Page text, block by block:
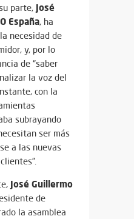
parte, José
España, ha
necesidad de
y, por lo
de “saber
la voz del
con la
subrayando
ser más
a las nuevas
José Guillermo
de
la asamblea